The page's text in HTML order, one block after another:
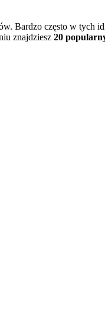
Bardzo często w
znajdziesz 20